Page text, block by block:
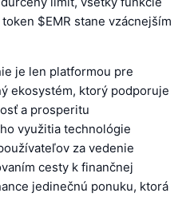
$EMR stane vzácnejším
je len platformou pre
ekosystém, ktorý podporuje
a prosperitu
využitia technológie
za vedenie
cesty k finančnej
jedinečnú ponuku, ktorá